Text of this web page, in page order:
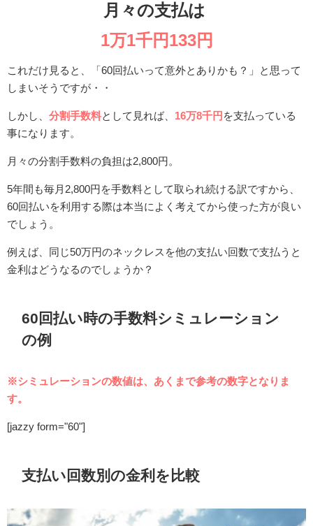
月々の支払は
1万1千円133円
これだけ見ると、「60回払いって意外とありかも？」と思って
しまいそうですが・・
しかし、 分割手数料 として見れば、 16万8千円 を支払っている
事になります。
月々の分割手数料の負担は2,800円。
5年間も毎月2,800円を手数料として取られ続ける訳ですから、
60回払いを利用する際は本当によく考えてから使った方が良い
でしょう。
例えば、同じ50万円のネックレスを他の支払い回数で支払うと
金利はどうなるのでしょうか？
60回払い時の手数料シミュレーション
の例
※シミュレーションの数値は、あくまで参考の数字となりま
す。
[jazzy form="60"]
支払い回数別の金利を比較